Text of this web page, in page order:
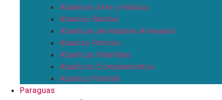
Abanicos Arte y Música
Abanico Bambú
Abanicos de Madera Artesanal
Abanico Pericon
Abanicos Infantiles
Abanicos Complementos
Abanico Puntilla
Paraguas